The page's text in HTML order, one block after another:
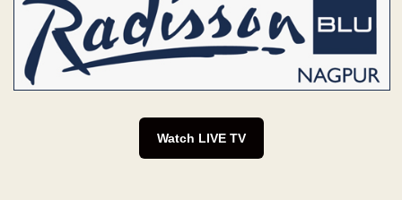
Watch LIVE TV